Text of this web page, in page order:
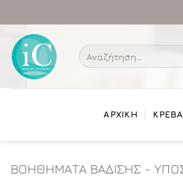
στο
περιεχόμενο
Αναζήτηση
για:
ΑΡΧΙΚΗ
ΒΟΗΘΗΜΑΤΑ ΒΑΔΙΣΗΣ -